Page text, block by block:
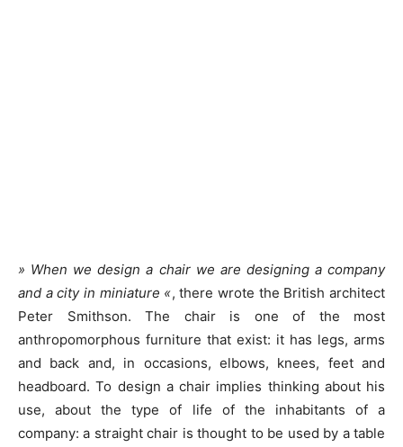
» When we design a chair we are designing a company
and a city in miniature «, there wrote the British architect
Peter Smithson. The chair is one of the most
anthropomorphous furniture that exist: it has legs, arms
and back and, in occasions, elbows, knees, feet and
headboard. To design a chair implies thinking about his
use, about the type of life of the inhabitants of a
company: a straight chair is thought to be used by a table